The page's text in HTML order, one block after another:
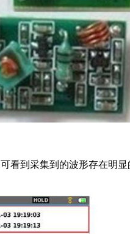
可看到采集到的波形存在明显